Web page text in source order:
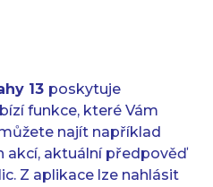
13 poskytuje
funkce, které Vám
najít například
akcí, aktuální předpověď
Z aplikace lze nahlásit